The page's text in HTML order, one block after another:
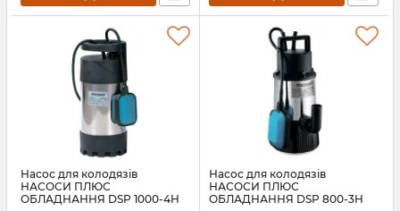
Насос для колодязів
НАСОСИ ПЛЮС
ОБЛАДНАННЯ DSP 1000-4H
Насос для колодязів
НАСОСИ ПЛЮС
ОБЛАДНАННЯ DSP 800-3H